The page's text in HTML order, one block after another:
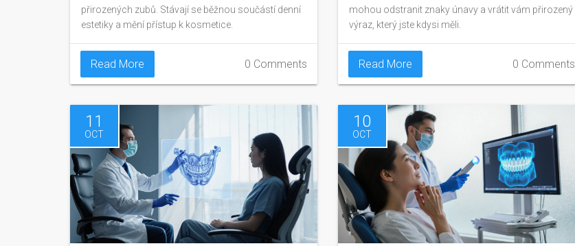
přirozených zubů. Stávají se běžnou součástí denní
estetiky a mění přístup k kosmetice.
Read More 0 Comments
mohou odstranit znaky únavy a vrátit vám přirozený
výraz, který jste kdysi měli.
Read More 0 Comments
11
OCT
10
OCT